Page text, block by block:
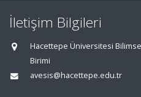
İletişim Bilgileri
Hacettepe Üniversitesi
Birimi
avesis@hacettepe.edu.tr